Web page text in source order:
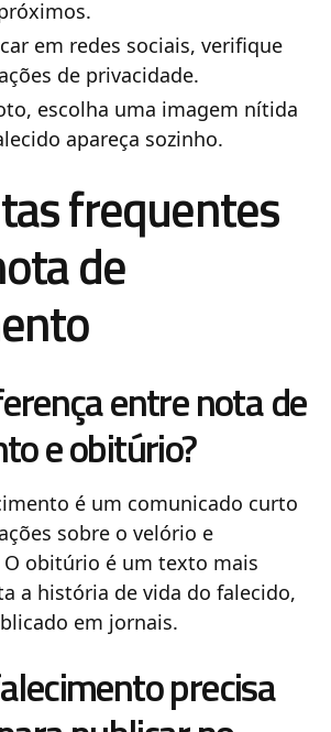
em redes sociais, verifique
de privacidade.
escolha uma imagem nítida
apareça sozinho.
frequentes
de
entre nota de
e obitúrio?
é um comunicado curto
sobre o velório e
obitúrio é um texto mais
a história de vida do falecido,
em jornais.
precisa